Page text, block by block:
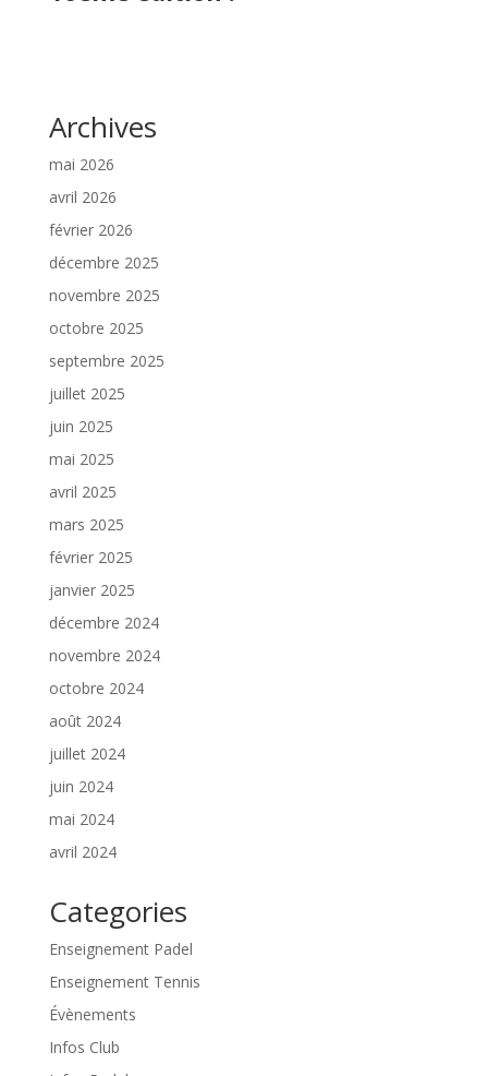
Archives
mai 2026
avril 2026
février 2026
décembre 2025
novembre 2025
octobre 2025
septembre 2025
juillet 2025
juin 2025
mai 2025
avril 2025
mars 2025
février 2025
janvier 2025
décembre 2024
novembre 2024
octobre 2024
août 2024
juillet 2024
juin 2024
mai 2024
avril 2024
Categories
Enseignement Padel
Enseignement Tennis
Évènements
Infos Club